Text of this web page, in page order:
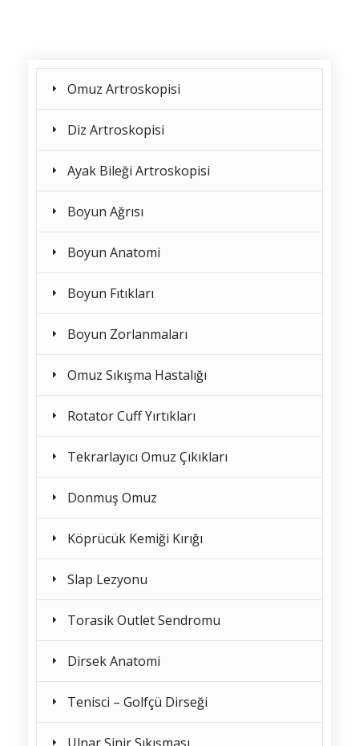
Omuz Artroskopisi
Diz Artroskopisi
Ayak Bileği Artroskopisi
Boyun Ağrısı
Boyun Anatomi
Boyun Fıtıkları
Boyun Zorlanmaları
Omuz Sıkışma Hastalığı
Rotator Cuff Yırtıkları
Tekrarlayıcı Omuz Çıkıkları
Donmuş Omuz
Köprücük Kemiği Kırığı
Slap Lezyonu
Torasik Outlet Sendromu
Dirsek Anatomi
Tenisci – Golfçü Dirseği